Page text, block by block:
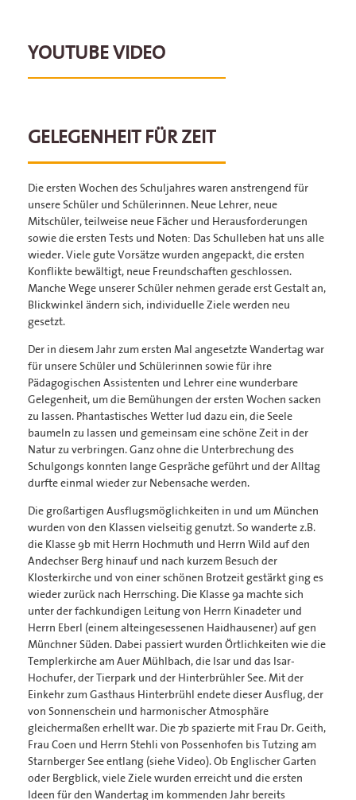
YOUTUBE VIDEO
GELEGENHEIT FÜR ZEIT
Die ersten Wochen des Schuljahres waren anstrengend für
unsere Schüler und Schülerinnen. Neue Lehrer, neue
Mitschüler, teilweise neue Fächer und Herausforderungen
sowie die ersten Tests und Noten: Das Schulleben hat uns alle
wieder. Viele gute Vorsätze wurden angepackt, die ersten
Konflikte bewältigt, neue Freundschaften geschlossen.
Manche Wege unserer Schüler nehmen gerade erst Gestalt an,
Blickwinkel ändern sich, individuelle Ziele werden neu
gesetzt.
Der in diesem Jahr zum ersten Mal angesetzte Wandertag war
für unsere Schüler und Schülerinnen sowie für ihre
Pädagogischen Assistenten und Lehrer eine wunderbare
Gelegenheit, um die Bemühungen der ersten Wochen sacken
zu lassen. Phantastisches Wetter lud dazu ein, die Seele
baumeln zu lassen und gemeinsam eine schöne Zeit in der
Natur zu verbringen. Ganz ohne die Unterbrechung des
Schulgongs konnten lange Gespräche geführt und der Alltag
durfte einmal wieder zur Nebensache werden.
Die großartigen Ausflugsmöglichkeiten in und um München
wurden von den Klassen vielseitig genutzt. So wanderte z.B.
die Klasse 9b mit Herrn Hochmuth und Herrn Wild auf den
Andechser Berg hinauf und nach kurzem Besuch der
Klosterkirche und von einer schönen Brotzeit gestärkt ging es
wieder zurück nach Herrsching. Die Klasse 9a machte sich
unter der fachkundigen Leitung von Herrn Kinadeter und
Herrn Eberl (einem alteingesessenen Haidhausener) auf gen
Münchner Süden. Dabei passiert wurden Örtlichkeiten wie die
Templerkirche am Auer Mühlbach, die Isar und das Isar-
Hochufer, der Tierpark und der Hinterbrühler See. Mit der
Einkehr zum Gasthaus Hinterbrühl endete dieser Ausflug, der
von Sonnenschein und harmonischer Atmosphäre
gleichermaßen erhellt war. Die 7b spazierte mit Frau Dr. Geith,
Frau Coen und Herrn Stehli von Possenhofen bis Tutzing am
Starnberger See entlang (siehe Video). Ob Englischer Garten
oder Bergblick, viele Ziele wurden erreicht und die ersten
Ideen für den Wandertag im kommenden Jahr bereits